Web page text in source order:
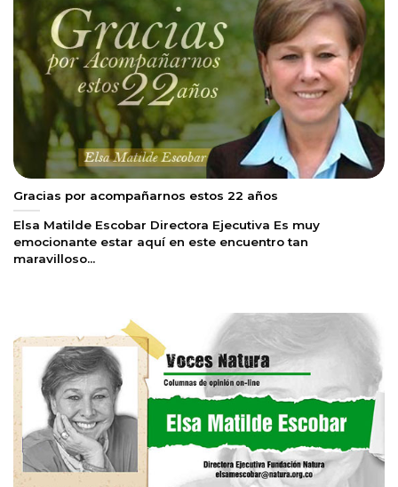
Gracias por acompañarnos estos 22 años
Elsa Matilde Escobar Directora Ejecutiva Es muy
emocionante estar aquí en este encuentro tan
maravilloso...